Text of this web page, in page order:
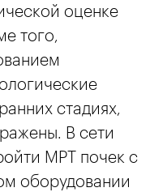
оценке
того,
стадиях,
В сети
МРТ почек с
оборудовании